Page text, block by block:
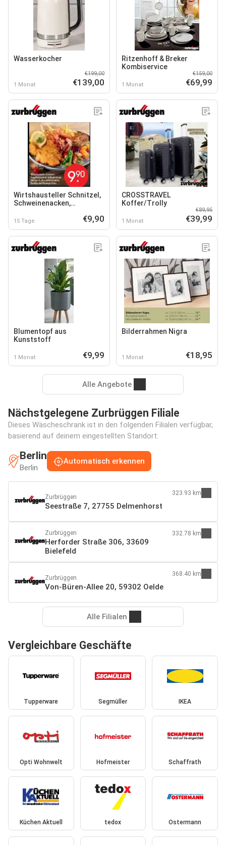
Wasserkocher
1 Monat
€199,00
€139,00
Ritzenhoff & Breker
Kombiservice
1 Monat
€159,00
€69,99
Wirtshausteller Schnitzel,
Schweinenacken,
15 Tage €9,90
CROSSTRAVEL
Koffer/Trolly
1 Monat
€89,95
€39,99
Blumentopf aus
Kunststoff
1 Monat €9,99
Bilderrahmen Nigra
1 Monat €18,95
Alle Angebote
Nächstgelegene Zurbrüggen Filiale
Dieses Wäscheschrank ist in den folgenden Filialen verfügbar,
basierend auf deinem eingestellten Standort:
Berlin
Berlin
Automatisch erkennen
Zurbrüggen
Seestraße 7, 27755 Delmenhorst
323.93 km
Zurbrüggen
Herforder Straße 306, 33609
Bielefeld
332.78 km
Zurbrüggen
Von-Büren-Allee 20, 59302 Oelde
368.40 km
Alle Filialen
Vergleichbare Geschäfte
Tupperware Segmüller IKEA
Opti Wohnwelt Hofmeister Schaffrath
Küchen Aktuell tedox Ostermann